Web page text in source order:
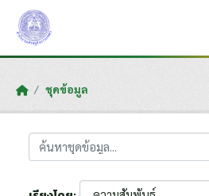
Skip to main content
ชุดข้อมูล